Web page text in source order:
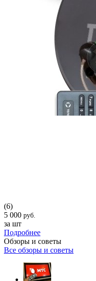
(6)
5 000 руб.
за шт
Подробнее
Обзоры и советы
Все обзоры и советы